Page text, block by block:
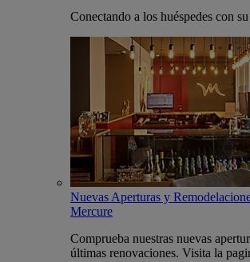
Conectando a los huéspedes con
Nuevas Aperturas y
Mercure
Comprueba nuestras nuevas
últimas renovaciones. Visita la